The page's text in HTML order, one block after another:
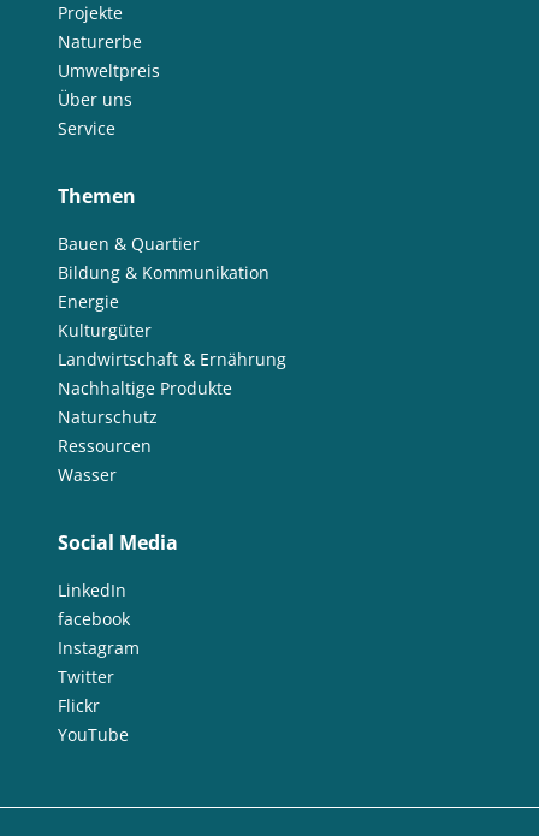
Projekte
Naturerbe
Umweltpreis
Über uns
Service
Themen
Bauen & Quartier
Bildung & Kommunikation
Energie
Kulturgüter
Landwirtschaft & Ernährung
Nachhaltige Produkte
Naturschutz
Ressourcen
Wasser
Social Media
LinkedIn
facebook
Instagram
Twitter
Flickr
YouTube